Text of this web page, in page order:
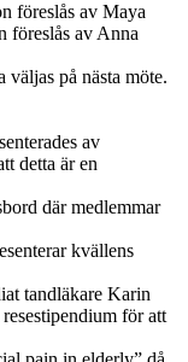
av Maya
föreslås av Anna
på nästa möte.
av
detta är en
där medlemmar
kvällens
tandläkare Karin
för att